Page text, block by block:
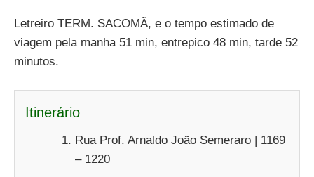
Letreiro TERM. SACOMÃ, e o tempo estimado de
viagem pela manha 51 min, entrepico 48 min, tarde 52
minutos.
Itinerário
Rua Prof. Arnaldo João Semeraro | 1169
– 1220